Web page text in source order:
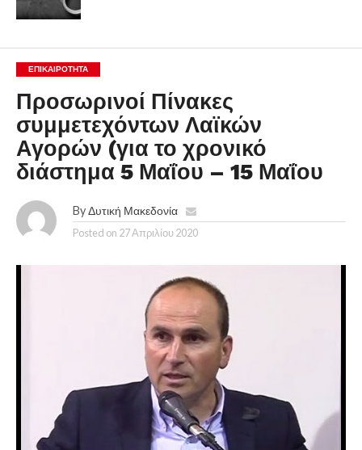
ΕΠΙΚΑΙΡΟΤΗΤΑ
Προσωρινοί Πίνακες
συμμετεχόντων Λαϊκών
Αγορών (για το χρονικό
διάστημα 5 Μαΐου – 15 Μαΐου
By Δυτική Μακεδονία
Posted on 27 Απριλίου 2020